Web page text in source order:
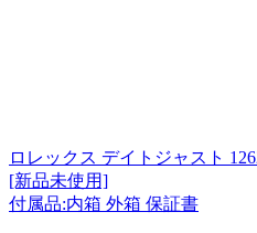
ロレックス デイトジャスト
[新品未使用]
付属品:内箱 外箱 保証書